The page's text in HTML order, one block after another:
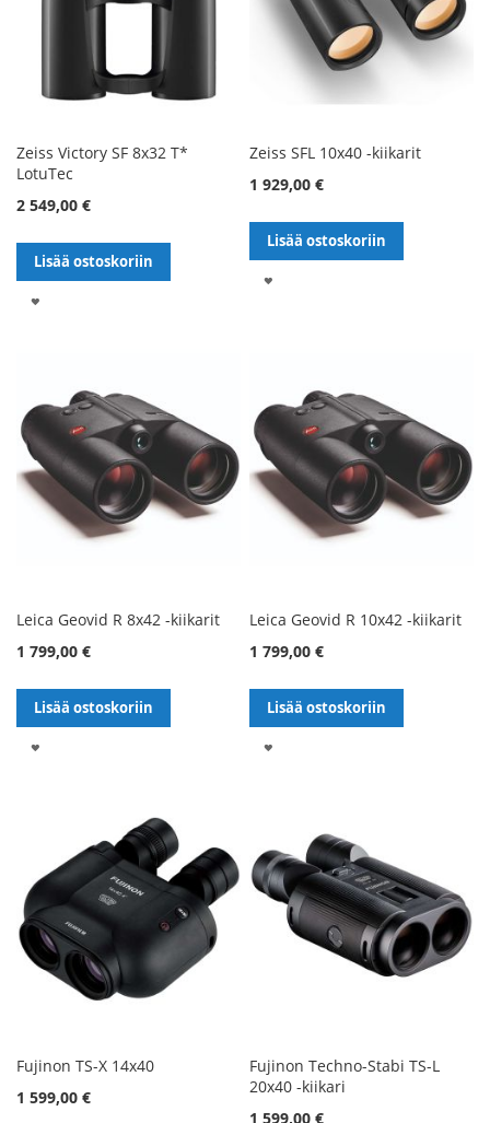
Zeiss Victory SF 8x32 T*
LotuTec
2 549,00 €
Lisää ostoskoriin
Zeiss SFL 10x40 -kiikarit
1 929,00 €
Lisää ostoskoriin
Leica Geovid R 8x42 -kiikarit
1 799,00 €
Lisää ostoskoriin
Leica Geovid R 10x42 -kiikarit
1 799,00 €
Lisää ostoskoriin
Fujinon TS-X 14x40
1 599,00 €
Fujinon Techno-Stabi TS-L
20x40 -kiikari
1 599,00 €